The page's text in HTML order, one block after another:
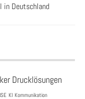
in Deutschland
Drucklösungen
ISE KI Kommunikation